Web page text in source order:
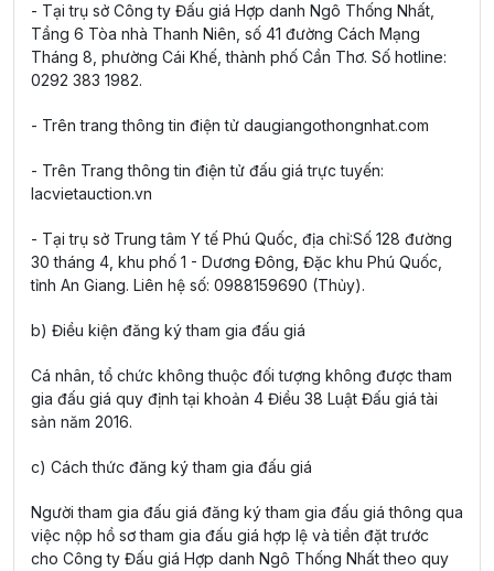
- Tại trụ sở Công ty Đấu giá Hợp danh Ngô Thống Nhất,
Tầng 6 Tòa nhà Thanh Niên, số 41 đường Cách Mạng
Tháng 8, phường Cái Khế, thành phố Cần Thơ. Số hotline:
0292 383 1982.
- Trên trang thông tin điện tử daugiangothongnhat.com
- Trên Trang thông tin điện tử đấu giá trực tuyến:
lacvietauction.vn
- Tại trụ sở Trung tâm Y tế Phú Quốc, địa chỉ:Số 128 đường
30 tháng 4, khu phố 1 - Dương Đông, Đặc khu Phú Quốc,
tỉnh An Giang. Liên hệ số: 0988159690 (Thủy).
b) Điều kiện đăng ký tham gia đấu giá
Cá nhân, tổ chức không thuộc đối tượng không được tham
gia đấu giá quy định tại khoản 4 Điều 38 Luật Đấu giá tài
sản năm 2016.
c) Cách thức đăng ký tham gia đấu giá
Người tham gia đấu giá đăng ký tham gia đấu giá thông qua
việc nộp hồ sơ tham gia đấu giá hợp lệ và tiền đặt trước
cho Công ty Đấu giá Hợp danh Ngô Thống Nhất theo quy